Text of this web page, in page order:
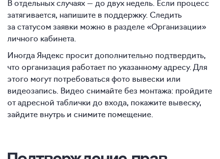
В отдельных случаях — до двух недель. Если процесс
затягивается, напишите в поддержку. Следить
за статусом заявки можно в разделе «Организации»
личного кабинета.
Иногда Яндекс просит дополнительно подтвердить,
что организация работает по указанному адресу. Для
этого могут потребоваться фото вывески или
видеозапись. Видео снимайте без монтажа: пройдите
от адресной таблички до входа, покажите вывеску,
зайдите внутрь и снимите помещение.